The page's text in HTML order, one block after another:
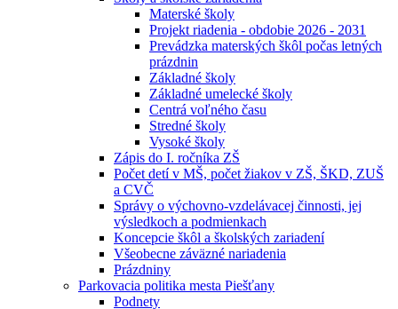
Materské školy
Projekt riadenia - obdobie 2026 - 2031
Prevádzka materských škôl počas letných
prázdnin
Základné školy
Základné umelecké školy
Centrá voľného času
Stredné školy
Vysoké školy
Zápis do I. ročníka ZŠ
Počet detí v MŠ, počet žiakov v ZŠ, ŠKD, ZUŠ
a CVČ
Správy o výchovno-vzdelávacej činnosti, jej
výsledkoch a podmienkach
Koncepcie škôl a školských zariadení
Všeobecne záväzné nariadenia
Prázdniny
Parkovacia politika mesta Piešťany
Podnety